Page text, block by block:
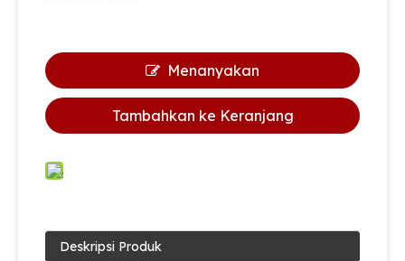
Menanyakan
Tambahkan ke Keranjang
Deskripsi Produk